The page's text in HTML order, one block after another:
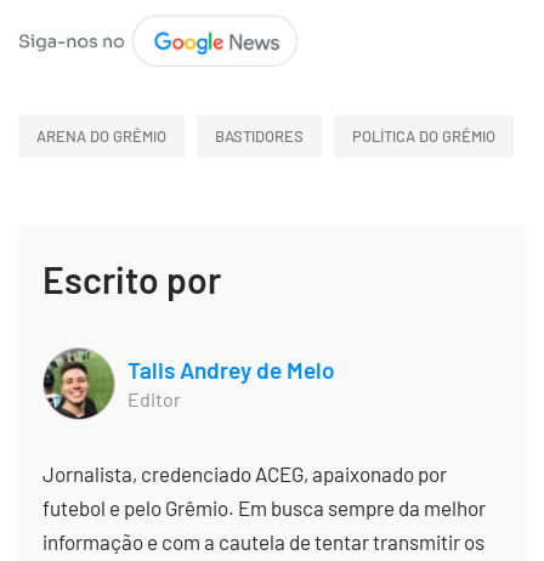
ARENA DO GRÊMIO BASTIDORES POLÍTICA DO GRÊMIO
Escrito por
Talis Andrey de Melo
Editor
Jornalista, credenciado ACEG, apaixonado por
futebol e pelo Grêmio. Em busca sempre da melhor
informação e com a cautela de tentar transmitir os